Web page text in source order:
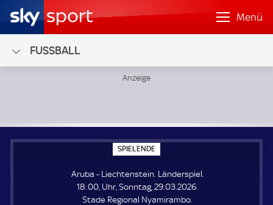
Menü
FUSSBALL
SPIELENDE
P
L
E
N
Aruba - Liechtenstein. Länderspiel.
18:00, Uhr, Sonntag, 29.03.2026.
Stade Regional Nyamirambo.